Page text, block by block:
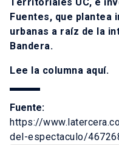
Fuentes, que
urbanas a raíz de la
Bandera.
Lee la columna aquí.
Fuente:
https://
del-espectaculo/